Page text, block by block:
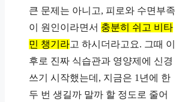
큰 문제는 아니고, 피로와 수면부족
이 원인이라면서 충분히 쉬고 비타
민 챙기라고 하시더라고요. 그때 이
후로 진짜 식습관과 영양제에 신경
쓰기 시작했는데, 지금은 1년에 한
두 번 생길까 말까 할 정도로 줄어